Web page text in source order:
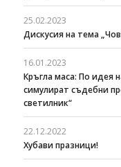
25.02.2023
Дискусия на тема
16.01.2023
Кръгла маса: По идея
симулират съдебни
светилник“
22.12.2022
Хубави празници!